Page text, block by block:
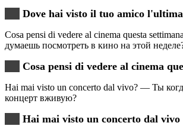
Dove hai visto il tuo amico
Cosa pensi di vedere al cinema questa
думаешь посмотреть в кино на этой
Cosa pensi di vedere al cinema
Hai mai visto un concerto dal vivo? — Ты
концерт вживую?
Hai mai visto un concerto dal vivo